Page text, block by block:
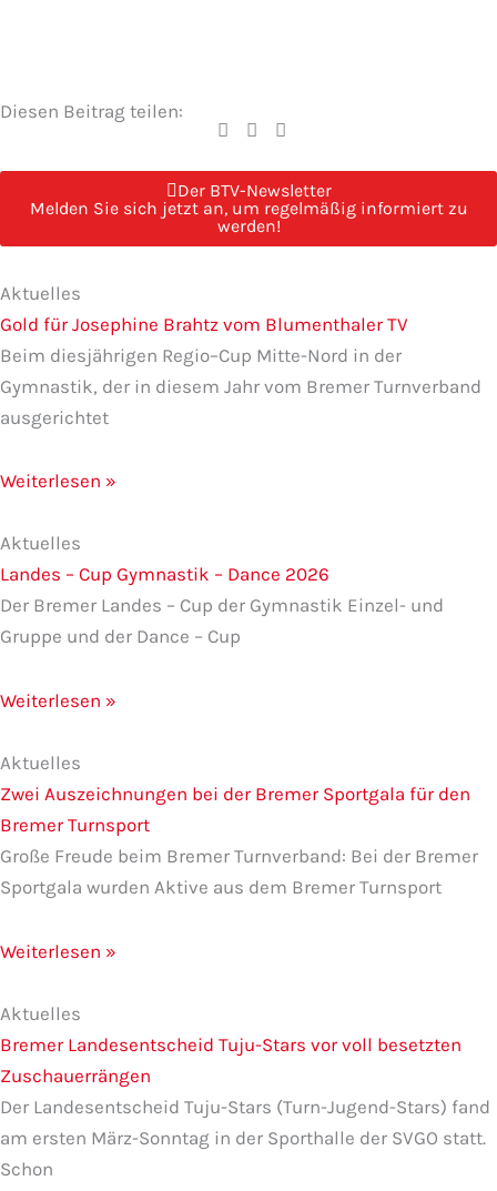
Diesen Beitrag teilen:
Der BTV-Newsletter
Melden Sie sich jetzt an, um regelmäßig informiert zu
werden!
Aktuelles
Gold für Josephine Brahtz vom Blumenthaler TV
Beim diesjährigen Regio–Cup Mitte-Nord in der
Gymnastik, der in diesem Jahr vom Bremer Turnverband
ausgerichtet
Weiterlesen »
Aktuelles
Landes – Cup Gymnastik – Dance 2026
Der Bremer Landes – Cup der Gymnastik Einzel- und
Gruppe und der Dance – Cup
Weiterlesen »
Aktuelles
Zwei Auszeichnungen bei der Bremer Sportgala für den
Bremer Turnsport
Große Freude beim Bremer Turnverband: Bei der Bremer
Sportgala wurden Aktive aus dem Bremer Turnsport
Weiterlesen »
Aktuelles
Bremer Landesentscheid Tuju-Stars vor voll besetzten
Zuschauerrängen
Der Landesentscheid Tuju-Stars (Turn-Jugend-Stars) fand
am ersten März-Sonntag in der Sporthalle der SVGO statt.
Schon